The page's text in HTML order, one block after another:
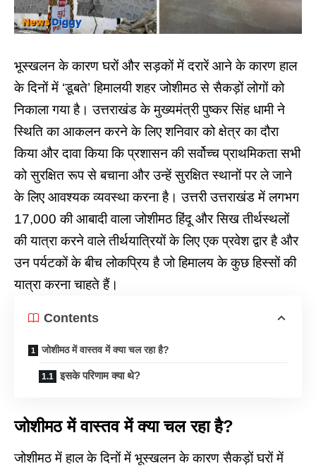
भूस्खलन के कारण घरों और सड़कों में दरारें आने के कारण हाल
के दिनों में ‘डूबते’ हिमालयी शहर जोशीमठ से सैकड़ों लोगों को
निकाला गया है। उत्तराखंड के मुख्यमंत्री पुष्कर सिंह धामी ने
स्थिति का आकलन करने के लिए शनिवार को क्षेत्र का दौरा
किया और दावा किया कि प्रशासन की सर्वोच्च प्राथमिकता सभी
को सुरक्षित रूप से बचाना और उन्हें सुरक्षित स्थानों पर ले जाने
के लिए आवश्यक व्यवस्था करना है।उत्तरी उत्तराखंड में लगभग
17,000 की आबादी वाला जोशीमठ हिंदू और सिख तीर्थस्थलों
की यात्रा करने वाले तीर्थयात्रियों के लिए एक प्रवेश द्वार है और
उन पर्यटकों के बीच लोकप्रिय है जो हिमालय के कुछ हिस्सों की
यात्रा करना चाहते हैं।
Contents
जोशीमठ में वास्तव में क्या चल रहा है?
इसके परिणाम क्या थे?
जोशीमठ में वास्तव में क्या चल रहा है?
जोशीमठ में हाल के दिनों में भूस्खलन के कारण सैकड़ों घरों में